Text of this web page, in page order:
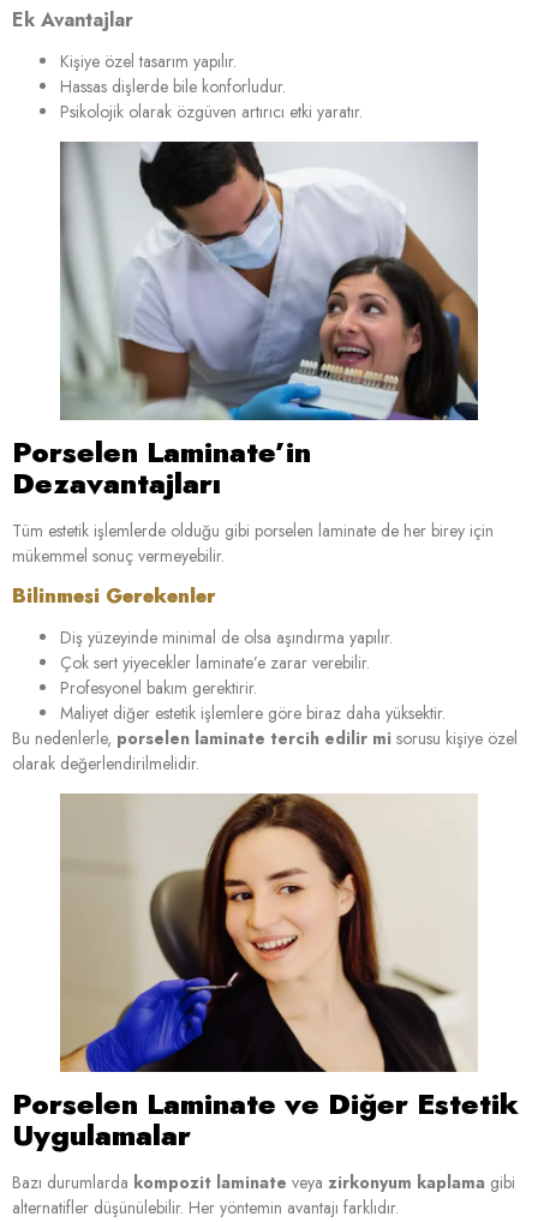
Ek Avantajlar
Kişiye özel tasarım yapılır.
Hassas dişlerde bile konforludur.
Psikolojik olarak özgüven artırıcı etki yaratır.
Porselen Laminate’in
Dezavantajları
Tüm estetik işlemlerde olduğu gibi porselen laminate de her birey için
mükemmel sonuç vermeyebilir.
Bilinmesi Gerekenler
Diş yüzeyinde minimal de olsa aşındırma yapılır.
Çok sert yiyecekler laminate’e zarar verebilir.
Profesyonel bakım gerektirir.
Maliyet diğer estetik işlemlere göre biraz daha yüksektir.
Bu nedenlerle, porselen laminate tercih edilir mi sorusu kişiye özel
olarak değerlendirilmelidir.
Porselen Laminate ve Diğer Estetik
Uygulamalar
Bazı durumlarda kompozit laminate veya zirkonyum kaplama gibi
alternatifler düşünülebilir. Her yöntemin avantajı farklıdır.